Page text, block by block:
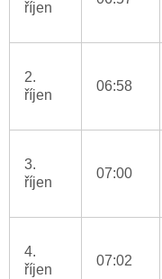
říjen
2.
říjen
06:58
3.
říjen
07:00
4.
říjen
07:02